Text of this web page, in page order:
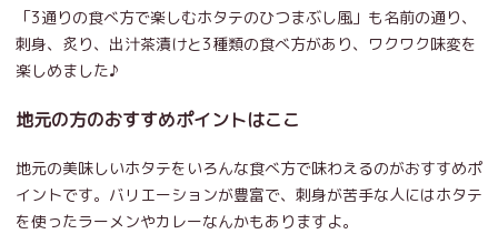
「3通りの食べ方で楽しむホタテのひつまぶし風」も名前の通り、
刺身、炙り、出汁茶漬けと3種類の食べ方があり、ワクワク味変を
楽しめました♪
地元の方のおすすめポイントはここ
地元の美味しいホタテをいろんな食べ方で味わえるのがおすすめポ
イントです。バリエーションが豊富で、刺身が苦手な人にはホタテ
を使ったラーメンやカレーなんかもありますよ。